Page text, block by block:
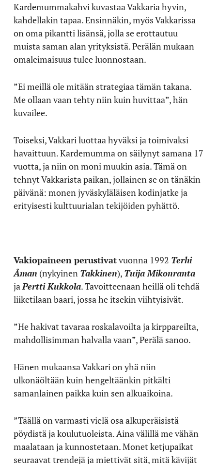
Kardemummakahvi kuvastaa Vakkaria hyvin,
kahdellakin tapaa. Ensinnäkin, myös Vakkarissa
on oma pikantti lisänsä, jolla se erottautuu
muista saman alan yrityksistä. Perälän mukaan
omaleimaisuus tulee luonnostaan.
”Ei meillä ole mitään strategiaa tämän takana.
Me ollaan vaan tehty niin kuin huvittaa”, hän
kuvailee.
Toiseksi, Vakkari luottaa hyväksi ja toimivaksi
havaittuun. Kardemumma on säilynyt samana 17
vuotta, ja niin on moni muukin asia. Tämä on
tehnyt Vakkarista paikan, jollainen se on tänäkin
päivänä: monen jyväskyläläisen kodinjatke ja
erityisesti kulttuurialan tekijöiden pyhättö.
Vakiopaineen perustivatvuonna 1992 Terhi
Åman (nykyinen Takkinen), Tuija Mikonranta
ja Pertti Kukkola. Tavoitteenaan heillä oli tehdä
liiketilaan baari, jossa he itsekin viihtyisivät.
”He hakivat tavaraa roskalavoilta ja kirppareilta,
mahdollisimman halvalla vaan”, Perälä sanoo.
Hänen mukaansa Vakkari on yhä niin
ulkonäöltään kuin hengeltäänkin pitkälti
samanlainen paikka kuin sen alkuaikoina.
”Täällä on varmasti vielä osa alkuperäisistä
pöydistä ja koulutuoleista. Aina välillä me vähän
maalataan ja kunnostetaan. Monet ketjupaikat
seuraavat trendejä ja miettivät sitä, mitä kävijät